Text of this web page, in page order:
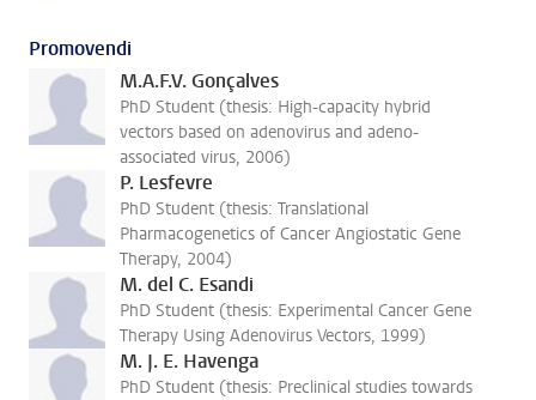
Promovendi
M.A.F.V. Gonçalves
PhD Student (thesis: High-capacity hybrid
vectors based on adenovirus and adeno-
associated virus, 2006)
P. Lesfevre
PhD Student (thesis: Translational
Pharmacogenetics of Cancer Angiostatic Gene
Therapy, 2004)
M. del C. Esandi
PhD Student (thesis: Experimental Cancer Gene
Therapy Using Adenovirus Vectors, 1999)
M. J. E. Havenga
PhD Student (thesis: Preclinical studies towards